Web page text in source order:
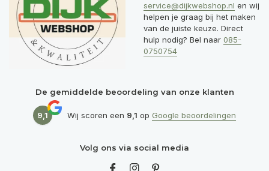
service@dijkwebshop.nl en wij
helpen je graag bij het maken
van de juiste keuze. Direct
hulp nodig? Bel naar 085-
0750754
De gemiddelde beoordeling van onze klanten
9,1 Wij scoren een 9,1 op Google beoordelingen
Volg ons via social media